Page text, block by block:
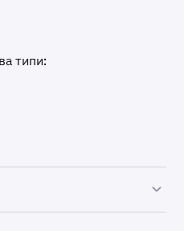
типи:
використовувати для